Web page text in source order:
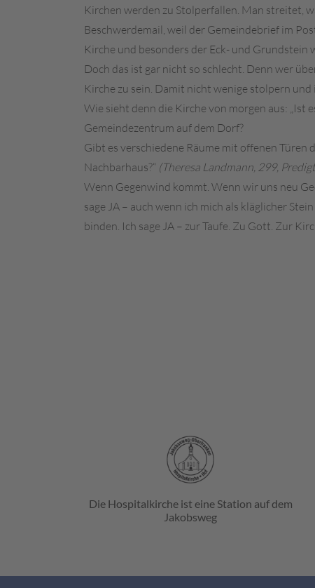
Kirchen werden zu Stolperfallen. Man streitet,
Beschwerdemail, weil der Gemeindebrief im
Kirche und besonders der Eck- und Grundstein
Doch das ist gar nicht so schlecht. Denn wer
Kirche zu sein. Damit nicht wenige stolpern
Wie sieht denn die Kirche von morgen aus: „Ist
Gemeindezentrum auf dem Dorf?
Gibt es verschiedene Räume mit offenen Türen
Nachbarhaus?“ (Theresa Landmann, 299,
Wenn Gegenwind kommt. Wenn wir uns neu
sage JA – auch wenn ich mich als kläglicher
binden. Ich sage JA – zur Taufe. Zu Gott. Zur
Die Hospitalkirche ist eine Station auf dem
Jakobsweg